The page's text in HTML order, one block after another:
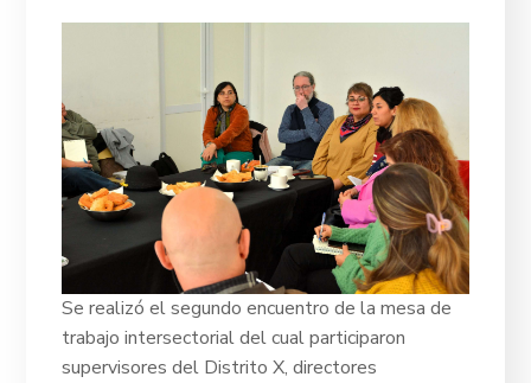
Se realizó el segundo encuentro de la mesa de
trabajo intersectorial del cual participaron
supervisores del Distrito X, directores